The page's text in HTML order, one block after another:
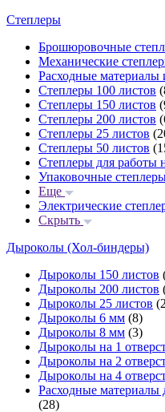
Степлеры
Брошюровочные
Механические
Расходные материалы
Степлеры 100 листов
Степлеры 150 листов
Степлеры 200 листов
Степлеры 25 листов
Степлеры 50 листов
Степлеры для работы
Упаковочные
Еще
Электрические
Скрыть
Дыроколы (Хол-биндеры)
Дыроколы 150 листов
Дыроколы 200 листов
Дыроколы 25 листов
Дыроколы 6 мм (8)
Дыроколы 8 мм (3)
Дыроколы на 1
Дыроколы на 2
Дыроколы на 4
Расходные материалы
(28)